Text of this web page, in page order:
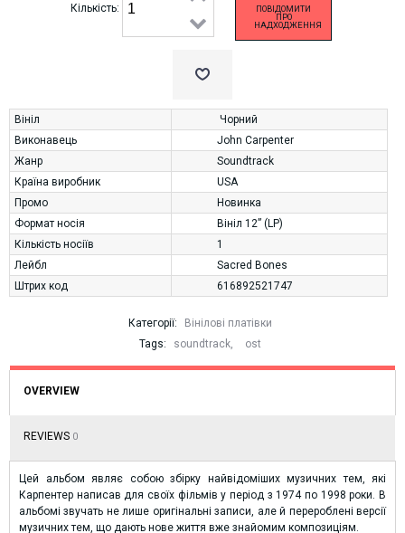
Кількість:
ПОВІДОМИТИ
ПРО
НАДХОДЖЕННЯ
Вініл
Чорний
Виконавець
John Carpenter
Жанр
Soundtrack
Країна виробник
USA
Промо
Новинка
Формат носія
Вініл 12” (LP)
Кількість носіїв
1
Лейбл
Sacred Bones
Штрих код
616892521747
Категорії:
Вінілові платівки
Tags:
soundtrack ost
OVERVIEW
REVIEWS 0
Цей альбом являє собою збірку найвідоміших музичних тем, які
Карпентер написав для своїх фільмів у період з 1974 по 1998 роки. В
альбомі звучать не лише оригінальні записи, але й перероблені версії
музичних тем, що дають нове життя вже знайомим композиціям.